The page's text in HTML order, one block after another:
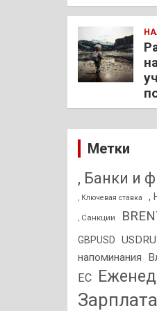
Метки
, Банки и
, Ключевая ставка ,
, Санкции
GBPUSD
напоминания
ЕС